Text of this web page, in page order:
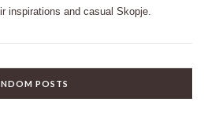
inspirations and casual Skopje.
POSTS